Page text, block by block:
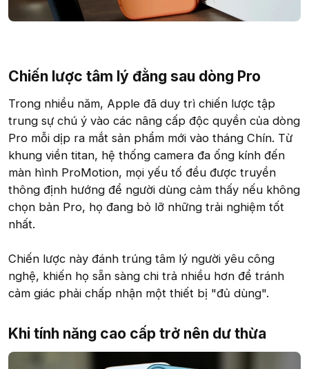
Chiến lược tâm lý đằng sau dòng Pro​
Trong nhiều năm, Apple đã duy trì chiến lược tập
trung sự chú ý vào các nâng cấp độc quyền của dòng
Pro mỗi dịp ra mắt sản phẩm mới vào tháng Chín. Từ
khung viền titan, hệ thống camera đa ống kính đến
màn hình ProMotion, mọi yếu tố đều được truyền
thông định hướng để người dùng cảm thấy nếu không
chọn bản Pro, họ đang bỏ lỡ những trải nghiệm tốt
nhất.
Chiến lược này đánh trúng tâm lý người yêu công
nghệ, khiến họ sẵn sàng chi trả nhiều hơn để tránh
cảm giác phải chấp nhận một thiết bị "đủ dùng".
Khi tính năng cao cấp trở nên dư thừa​